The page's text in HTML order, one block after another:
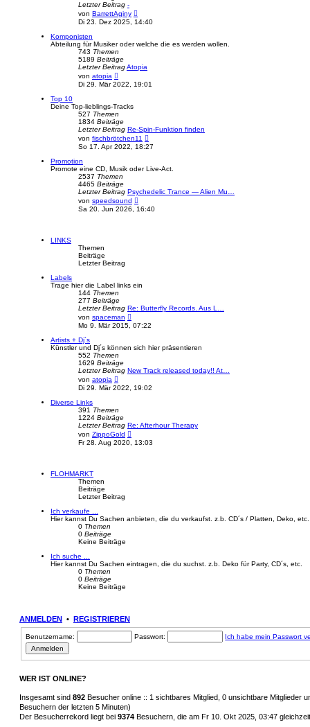
i
r
a
Letzter Beitrag -
von BarrettAginy
e
u
s
r
B
i
Di 23. Dez 2025, 14:40
Komponisten
Abteilung für Musiker oder welche die es werden wollen.
743 Themen
5189 Beiträge
Letzter BeitragAtopia
von atopia
e
u
s
t
e
r
B
e
i
a
g
Di 29. Mär 2022, 19:01
Top 10
Deine Top-lieblings-Tracks
527 Themen
1834 Beiträge
Letzter Beitrag Re-Spin-Funktion finden
von fischbrötchen11
e
u
s
r
B
i
So 17. Apr 2022, 18:27
Promotion
Promote eine CD, Musik oder Live-Act.
2537 Themen
4465 Beiträge
Letzter Beitrag Psychedelic Trance — Alien Mu…
von speedsound
e
u
t
r
g
Sa 20. Jun 2026, 16:40
LINKS
Themen
Beiträge
Letzter Beitrag
Labels
Trage hier die Label links ein
144 Themen
277 Beiträge
Letzter Beitrag Re: Butterfly Records. Aus L…
von spaceman
e
u
s
r
B
g
Mo 9. Mär 2015, 07:22
Artists + Dj´s
Künstler und Dj´s können sich hier präsentieren
552 Themen
1629 Beiträge
Letzter Beitrag New Track released today!! At…
von atopia
e
u
s
t
e
B
e
Di 29. Mär 2022, 19:02
Diverse Links
391 Themen
1224 Beiträge
Letzter Beitrag Re: Afterhour Therapy
von ZippoGold
e
u
r
Fr 28. Aug 2020, 13:03
FLOHMARKT
Themen
Beiträge
Letzter Beitrag
Ich verkaufe ...
Hier kannst Du Sachen anbieten, die du verkaufst. z.b. CD´s / Platten, Deko, etc.
0 Themen
0 Beiträge
Keine Beiträge
Ich suche ...
Hier kannst Du Sachen eintragen, die du suchst. z.b. Deko für Party, CD´s, etc.
0 Themen
0 Beiträge
Keine Beiträge
ANMELDEN • REGISTRIEREN
Benutzername: Passwort: Ich habe mein Passwort
WER IST ONLINE?
Insgesamt sind 892 Besucher online :: 1 sichtbares Mitglied, 0 unsichtbare Mitglieder
Besuchern der letzten 5 Minuten)
Der Besucherrekord liegt bei 9374 Besuchern, die am Fr 10. Okt 2025, 03:47